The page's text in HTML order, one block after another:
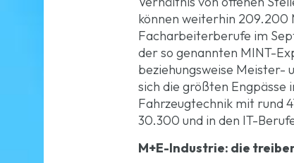
können weiterhin 209.200
Facharbeiterberufe im
der so genannten MINT-
beziehungsweise Meister-
sich die größten
Fahrzeugtechnik mit rund
30.300 und in den IT-
M+E-Industrie: die